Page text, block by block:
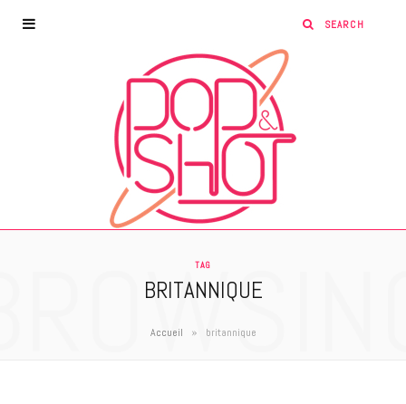
TAG
BRITANNIQUE
Accueil » britannique